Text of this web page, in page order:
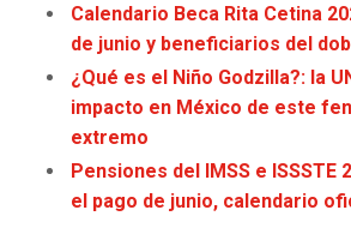
COWBOYS
GIANTS
EAGLES
COMMANDERS
CLIPPERS
LAKERS
SUNS
KINGS
Calendario Beca Rita Cetina
de junio y beneficiarios del
¿Qué es el Niño Godzilla?: la
impacto en México de este
extremo
Pensiones del IMSS e ISSSTE
el pago de junio, calendario